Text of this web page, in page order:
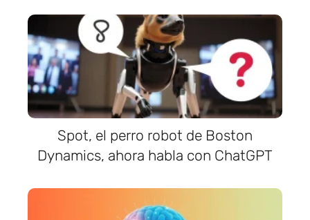
Spot, el perro robot de Boston
Dynamics, ahora habla con ChatGPT